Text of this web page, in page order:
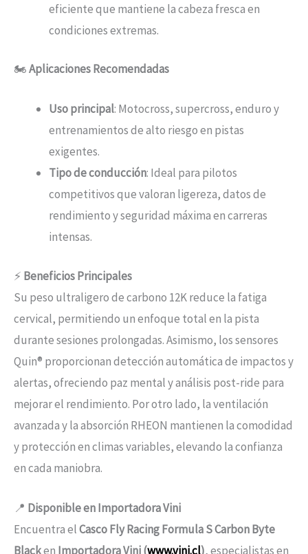
eficiente que mantiene la cabeza fresca en
condiciones extremas.
🏍️Aplicaciones Recomendadas
Uso principal: Motocross, supercross, enduro y
entrenamientos de alto riesgo en pistas
exigentes.
Tipo de conducción: Ideal para pilotos
competitivos que valoran ligereza, datos de
rendimiento y seguridad máxima en carreras
intensas.
⚡ Beneficios Principales
Su peso ultraligero de carbono 12K reduce la fatiga
cervical, permitiendo un enfoque total en la pista
durante sesiones prolongadas. Asimismo, los sensores
Quin® proporcionan detección automática de impactos y
alertas, ofreciendo paz mental y análisis post-ride para
mejorar el rendimiento. Por otro lado, la ventilación
avanzada y la absorción RHEON mantienen la comodidad
y protección en climas variables, elevando la confianza
en cada maniobra.
📍 Disponible en Importadora Vini
Encuentra elCasco Fly Racing Formula S Carbon Byte
Blacken Importadora Vini (www.vini.cl), especialistas en